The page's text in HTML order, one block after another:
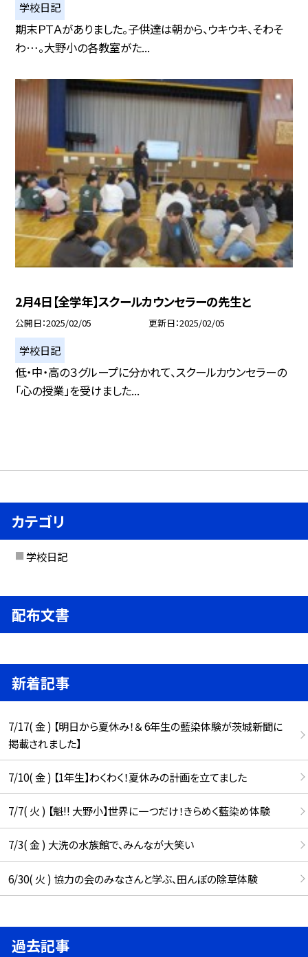
学校日記
期末ＰＴＡがありました。子供達は朝から、ウキウキ、そわそ
わ…。大野小の各教室がた...
2月4日【全学年】スクールカウンセラーの先生と
公開日 2025/02/05 更新日 2025/02/05
学校日記
低・中・高の３グループに分かれて、スクールカウンセラーの
「心の授業」を受けました...
カテゴリ
学校日記
配布文書
新着記事
7/17( 金 ) 【明日から夏休み！＆ 6年生の藍染体験が茨城新聞に
掲載されました】
7/10( 金 ) 【1年生】わくわく！夏休みの計画を立てました
7/7( 火 ) 【魁!! 大野小】世界に一つだけ！きらめく藍染め体験
7/3( 金 ) 大洗の水族館で、みんなが大笑い
6/30( 火 ) 協力の会のみなさんと学ぶ、田んぼの除草体験
過去記事